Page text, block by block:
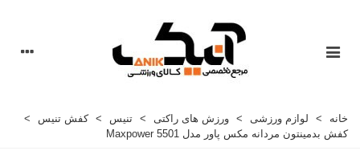
خانه > لوازم ورزشی > ورزش های راکتی > تنیس > کفش تنیس
>
کفش بدمینتون مردانه مکس پاور مدل Maxpower 5501